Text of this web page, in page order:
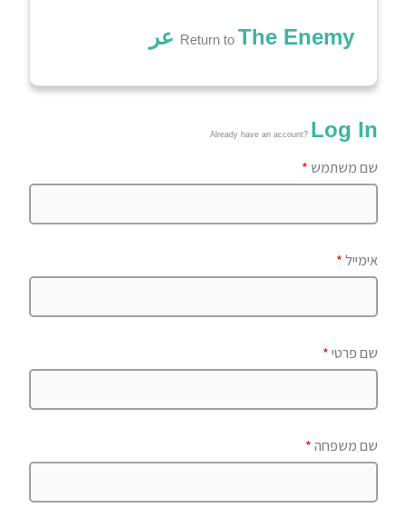
Return to The Enemy عر
Already have an account? Log In
שם משתמש *
אימייל*
שם פרטי*
שם משפחה*